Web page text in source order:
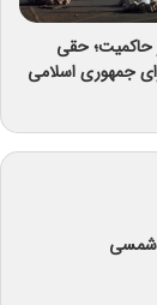
حاکمیت؛ حقی
جمهوری اسلامی
شمسی